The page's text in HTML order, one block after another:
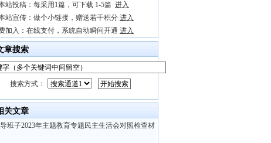
站投稿：每采用1篇，可下载 1-5篇 进入
站宣传：做个小链接，赠送若干积分 进入
加入：在线支付，系统自动瞬间开通 进入
章搜索
搜索方式：
关文章
班子2023年主题教育专题民主生活会对照检查材